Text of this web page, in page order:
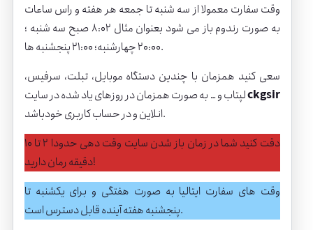
وقت سفارت معمولا از سه شنبه تا جمعه هر هفته و راس ساعات
به صورت رندوم باز می شود بعنوان مثال 8:02 صبح سه شنبه ؛
20:00 چهارشنبه؛ 21:00 پنجشنبه ها.
سعی کنید همزمان با چندین دستگاه موبایل، تبلت، سرفیس،
ckgsir
انلاین و در حساب کاربری خودباشد.
دقت کنید شما در زمان باز شدن سایت وقت دهی حدودا 2 تا 10
دقیقه رمان دارید!
وقت های سفارت ایتالیا به صورت هفتگی و برای یکشنبه تا
پنجشنبه هفته آینده قابل دسترس است.